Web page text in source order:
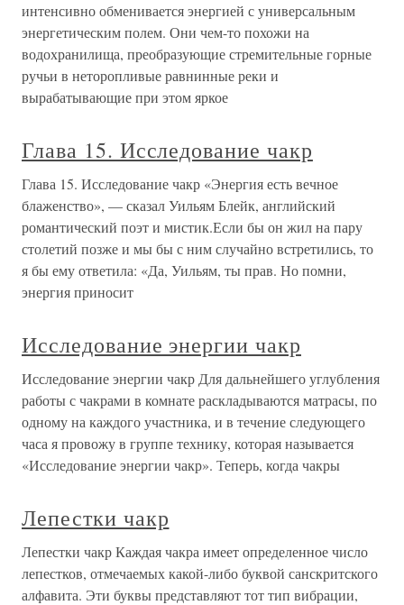
интенсивно обменивается энергией с универсальным
энергетическим полем. Они чем-то похожи на
водохранилища, преобразующие стремительные горные
ручьи в неторопливые равнинные реки и
вырабатывающие при этом яркое
Глава 15. Исследование чакр
Глава 15. Исследование чакр «Энергия есть вечное
блаженство», — сказал Уильям Блейк, английский
романтический поэт и мистик.Если бы он жил на пару
столетий позже и мы бы с ним случайно встретились, то
я бы ему ответила: «Да, Уильям, ты прав. Но помни,
энергия приносит
Исследование энергии чакр
Исследование энергии чакр Для дальнейшего углубления
работы с чакрами в комнате раскладываются матрасы, по
одному на каждого участника, и в течение следующего
часа я провожу в группе технику, которая называется
«Исследование энергии чакр». Теперь, когда чакры
Лепестки чакр
Лепестки чакр Каждая чакра имеет определенное число
лепестков, отмечаемых какой-либо буквой санскритского
алфавита. Эти буквы представляют тот тип вибрации,